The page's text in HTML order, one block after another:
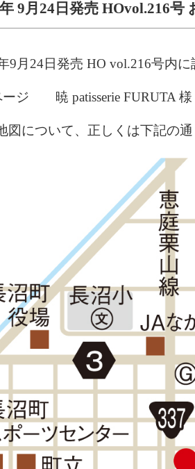
9月24日発売 HOvol.216号
9月24日発売 HO vol.216号内
ージ 暁 patisserie FURUTA 様
図について、正しくは下記の